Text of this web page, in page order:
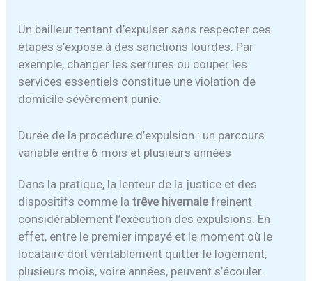
Un bailleur tentant d’expulser sans respecter ces
étapes s’expose à des sanctions lourdes. Par
exemple, changer les serrures ou couper les
services essentiels constitue une violation de
domicile sévèrement punie.
Durée de la procédure d’expulsion : un parcours
variable entre 6 mois et plusieurs années
Dans la pratique, la lenteur de la justice et des
dispositifs comme latrêve hivernalefreinent
considérablement l’exécution des expulsions. En
effet, entre le premier impayé et le moment où le
locataire doit véritablement quitter le logement,
plusieurs mois, voire années, peuvent s’écouler.